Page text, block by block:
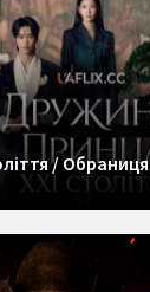
/ Обраниця